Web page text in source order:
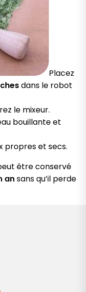
Placez
dans le robot
le mixeur.
bouillante et
propres et secs.
être conservé
ansans qu’il perde